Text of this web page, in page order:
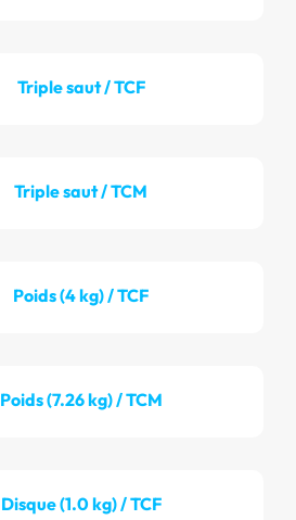
Triple saut / TCF
Triple saut / TCM
Poids (4 kg) / TCF
Poids (7.26 kg) / TCM
Disque (1.0 kg) / TCF